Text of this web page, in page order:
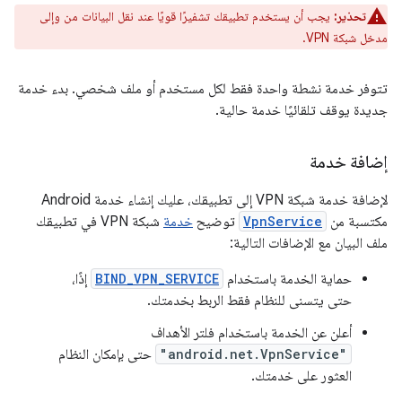
تحذير: يجب أن يستخدم تطبيقك تشفيرًا قويًا عند نقل البيانات من وإلى
مدخل شبكة VPN.
تتوفر خدمة نشطة واحدة فقط لكل مستخدم أو ملف شخصي. بدء خدمة
جديدة يوقف تلقائيًا خدمة حالية.
إضافة خدمة
لإضافة خدمة شبكة VPN إلى تطبيقك، عليك إنشاء خدمة Android
مكتسبة من VpnService توضيح خدمة
شبكة VPN في تطبيقك
ملف البيان مع الإضافات التالية:
حماية الخدمة باستخدام BIND_VPN_SERVICE إذًا،
حتى يتسنى للنظام فقط الربط بخدمتك.
أعلن عن الخدمة باستخدام فلتر الأهداف
"android.net.VpnService" حتى بإمكان النظام
العثور على خدمتك.